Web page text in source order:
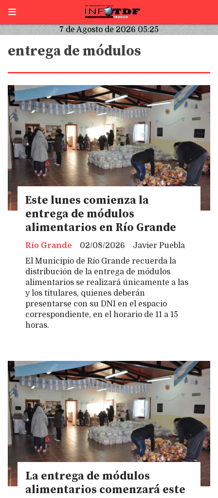
7 de Agosto de 2026 05:25
entrega de módulos
Este lunes comienza la
entrega de módulos
alimentarios en Río Grande
Javier Puebla
Río Grande
02/08/2026
El Municipio de Río Grande recuerda la
distribución de la entrega de módulos
alimentarios se realizará únicamente a las
y los titulares, quienes deberán
presentarse con su DNI en el espacio
correspondiente, en el horario de 11 a 15
horas.
La entrega de módulos
alimentarios comenzará este